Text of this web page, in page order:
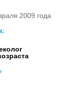
2009 года
: